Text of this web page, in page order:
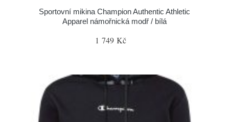
Sportovní mikina Champion Authentic Athletic
Apparel námořnická modř / bílá
1 749 Kč